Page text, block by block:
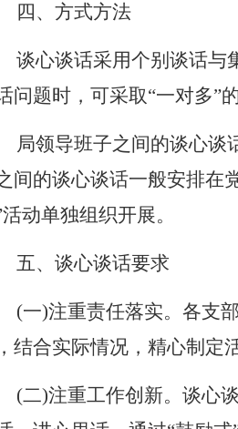
四、方式方法
谈心谈话采用个别谈话与
问题时，可采取“一对多”
局领导班子之间的谈心谈
间的谈心谈话一般安排在
活动单独组织开展。
五、谈心谈话要求
(一)注重责任落实。 各支
结合实际情况，精心制定
(二)注重工作创新。 谈心